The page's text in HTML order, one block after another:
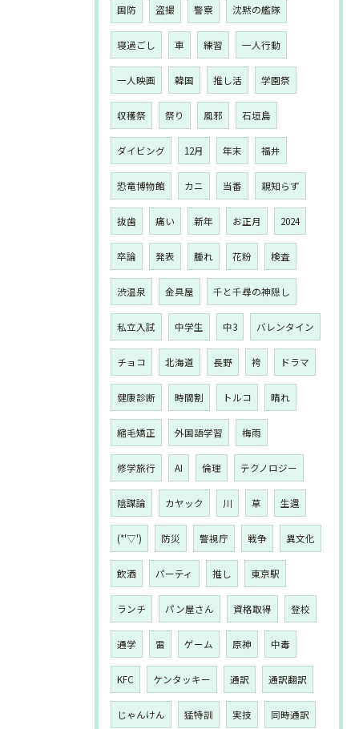
国防 盗撮 警察 沈黙の艦隊
寝過ごし 車 練習 一人行動
一人映画 韓国 推し活 学園祭
収穫祭 祭り 風邪 石垣島
ダイビング 12月 年末 福井
恐竜博物館 カニ 当番 親知らず
抜歯 痛い 新年 お正月 2024
卒論 発表 腫れ 花粉 検査
渋温泉 金具屋 千と千尋の神隠し
私立入試 中学生 中3 バレンタイン
チョコ 北海道 長野 袴 ドラマ
健康診断 時間割 トルコ 晴れ
縮毛矯正 外国語学習 梅雨
修学旅行 AI 倫理 テクノロジー
陰謀論 カヤック 川 草 生還
(*'▽') 防災 警視庁 戦争 異文化
飲酒 パーティ 推し 東京駅
ランチ パン屋さん 資格取得 登校
通学 雷 ゲーム 原神 中毒
KFC ケンタッキー 通訳 通訳翻訳
じゃんけん 猛特訓 実技 同時通訳